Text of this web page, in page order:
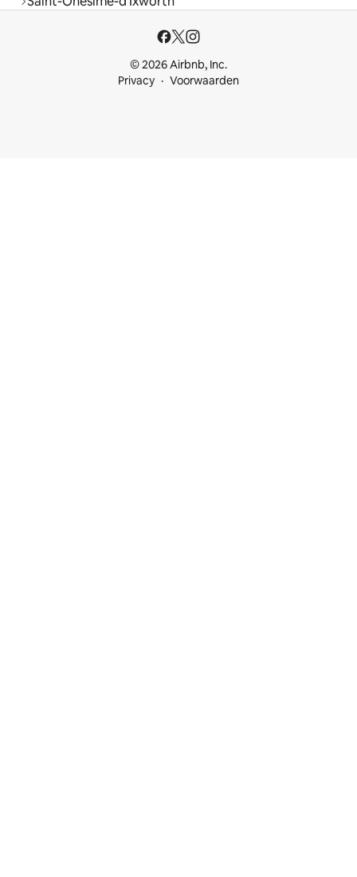
© 2026 Airbnb, Inc.
Privacy
Voorwaarden